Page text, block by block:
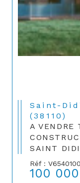
Saint-Didier-de-la-Tour
(38110)
A VENDRE
SAINT
Réf :
100